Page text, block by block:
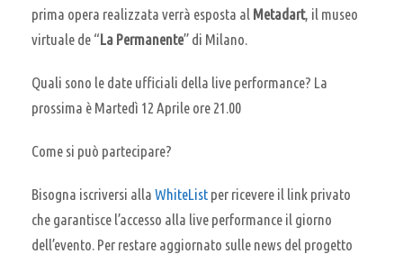
prima opera realizzata verrà esposta al Metadart, il museo
virtuale de “La Permanente” di Milano.
Quali sono le date ufficiali della live performance? La
prossima è Martedì 12 Aprile ore 21.00
Come si può partecipare?
Bisogna iscriversi alla WhiteList per ricevere il link privato
che garantisce l’accesso alla live performance il giorno
dell’evento. Per restare aggiornato sulle news del progetto